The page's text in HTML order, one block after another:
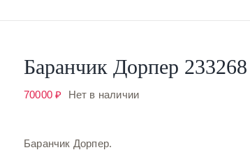
Баранчик Дорпер 233268
70000₽ Нет в наличии
Баранчик Дорпер.